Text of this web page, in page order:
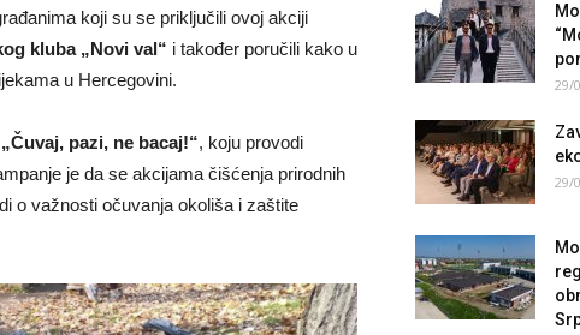
koji su se priključili ovoj akciji
kluba „Novi val“ i također poručili kako u
u Hercegovini.
pazi, ne bacaj!“, koju provodi
je da se akcijama čišćenja prirodnih
o važnosti očuvanja okoliša i zaštite
29/
29/